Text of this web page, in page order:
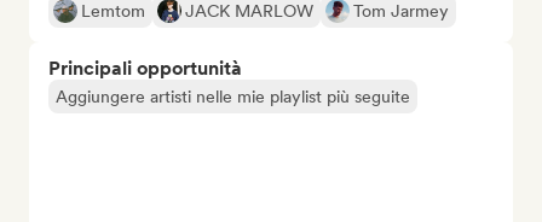
Lemtom
JACK MARLOW Tom Jarmey
Principali opportunità
Aggiungere artisti nelle mie playlist più seguite